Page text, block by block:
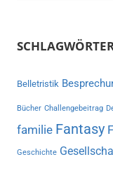
Belletristik
Bücher Challengebeitrag
familie Fantasy
Geschichte